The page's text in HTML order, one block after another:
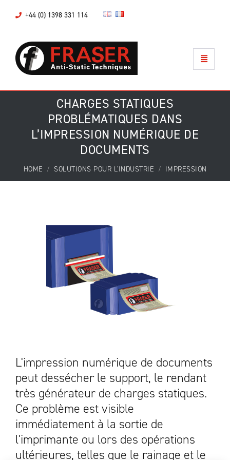
+44 (0) 1398 331 114
CHARGES STATIQUES
PROBLÉMATIQUES DANS
L’IMPRESSION NUMÉRIQUE DE
DOCUMENTS
HOME SOLUTIONS POUR L'INDUSTRIE IMPRESSION
L'impression numérique de documents
peut dessécher le support, le rendant
très générateur de charges statiques.
Ce problème est visible
immédiatement à la sortie de
l'imprimante ou lors des opérations
ultérieures, telles que le rainage et le